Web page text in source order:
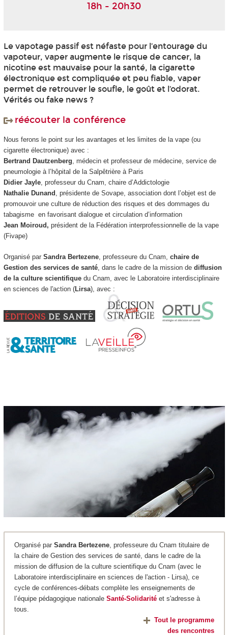
18h - 20h30
Le vapotage passif est néfaste pour l’entourage du
vapoteur, vaper augmente le risque de cancer, la
nicotine est mauvaise pour la santé, la cigarette
électronique est compliquée et peu fiable, vaper
permet de retrouver le soufle, le goût et l’odorat.
Vérités ou fake news ?
réécouter la conférence
Nous ferons le point sur les avantages et les limites de la vape (ou
cigarette électronique) avec :
Bertrand Dautzenberg, médecin et professeur de médecine, service de
pneumologie à l’hôpital de la Salpêtrière à Paris
Didier Jayle, professeur du Cnam, chaire d’Addictologie
Nathalie Dunand , présidente de Sovape, association dont l’objet est de
promouvoir une culture de réduction des risques et des dommages du
tabagisme en favorisant dialogue et circulation d’information
Jean Moiroud, président de la Fédération interprofessionnelle de la vape
(Fivape)
Organisé par Sandra Bertezene, professeure du Cnam, chaire de
Gestion des services de santé, dans le cadre de la mission de diffusion
de la culture scientifiquedu Cnam, avec le Laboratoire interdisciplinaire
en sciences de l'action (Lirsa), avec :
Organisé par Sandra Bertezene, professeure du Cnam titulaire de
la chaire de Gestion des services de santé, dans le cadre de la
mission de diffusion de la culture scientifique du Cnam (avec le
Laboratoire interdisciplinaire en sciences de l'action - Lirsa), ce
cycle de conférences-débats complète les enseignements de
l’équipe pédagogique nationale Santé-Solidaritéet s'adresse à
tous.
Tout le programme
des rencontres